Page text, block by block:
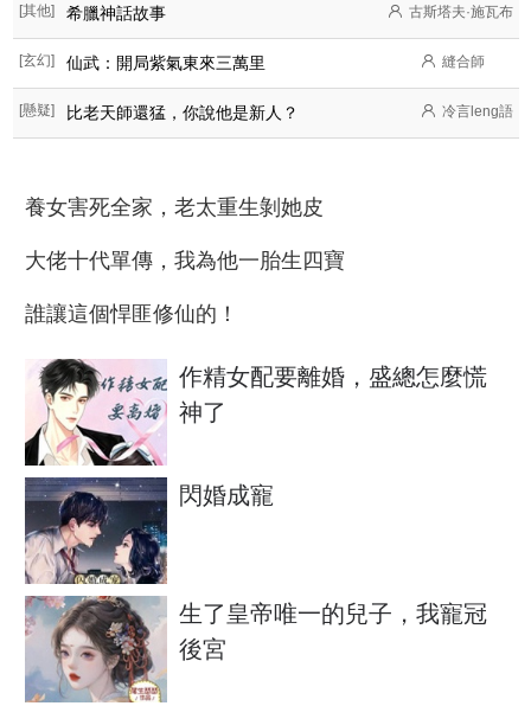
[其他] 希臘神話故事 古斯塔夫·施瓦布
[玄幻] 仙武：開局紫氣東來三萬里 縫合師
[懸疑] 比老天師還猛，你說他是新人？ 冷言leng語
養女害死全家，老太重生剝她皮
大佬十代單傳，我為他一胎生四寶
誰讓這個悍匪修仙的！
作精女配要離婚，盛總怎麼慌
神了
閃婚成寵
生了皇帝唯一的兒子，我寵冠
後宮